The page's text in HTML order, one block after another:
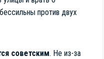
против двух
советским. Не из-за